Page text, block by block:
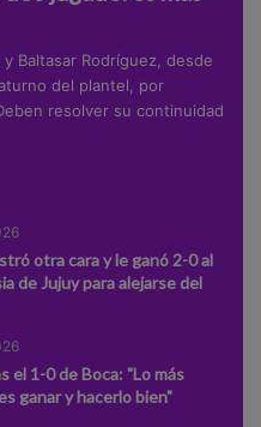
Baltasar Rodríguez, desde
del plantel, por
resolver su continuidad
otra cara y le ganó 2-0 al
de Jujuy para alejarse del
el 1-0 de Boca: "Lo más
ganar y hacerlo bien"